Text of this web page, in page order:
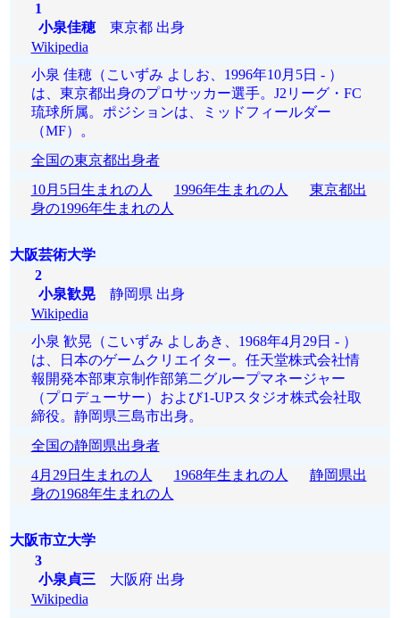
1
小泉佳穂東京都 出身
Wikipedia
小泉 佳穂（こいずみ よしお、1996年10月5日 - ）
は、東京都出身のプロサッカー選手。J2リーグ・FC
琉球所属。ポジションは、ミッドフィールダー
（MF）。
全国の東京都出身者
10月5日生まれの人
1996年生まれの人
東京都出
身の1996年生まれの人
大阪芸術大学
2
小泉歓晃静岡県 出身
Wikipedia
小泉 歓晃（こいずみ よしあき、1968年4月29日 - ）
は、日本のゲームクリエイター。任天堂株式会社情
報開発本部東京制作部第二グループマネージャー
（プロデューサー）および1-UPスタジオ株式会社取
締役。静岡県三島市出身。
全国の静岡県出身者
4月29日生まれの人
1968年生まれの人
静岡県出
身の1968年生まれの人
大阪市立大学
3
小泉貞三 大阪府 出身
Wikipedia